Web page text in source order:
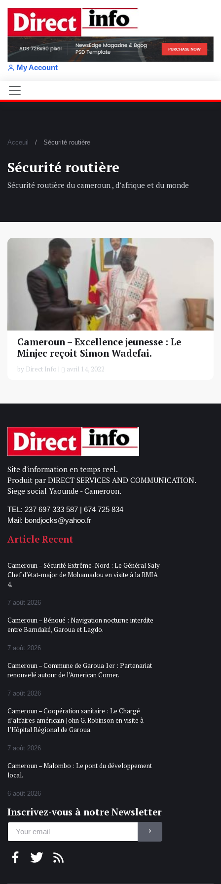
My Account
Acceuil Sécurité routière
Sécurité routière
Sécurité routière du cameroun , d’afrique et du monde
Cameroun – Excellence jeunesse : Le
Minjec reçoit Simon Wadefai.
by Direct Info | avril 14, 2022
Site d'information en temps reel.
Produit par DIRECT SERVICES AND COMMUNICATION.
Siege social Yaounde - Cameroon.
TEL: 237 697 333 587 | 674 725 834
Mail: bondjocks@yahoo.fr
Article Recent
Cameroun – Sécurité Extrême-Nord : Le Général Saly
Chef d’état-major de Mohamadou en visite à la RMIA
4.
7 août 2026
Cameroun – Bénoué : Navigation nocturne interdite
entre Barndaké, Garoua et Lagdo.
7 août 2026
Cameroun – Commune de Garoua 1er : Partenariat
renouvelé autour de l’American Corner.
7 août 2026
Cameroun – Coopération sanitaire : Le Chargé
d’affaires américain John G. Robinson en visite à
l’Hôpital Régional de Garoua.
7 août 2026
Cameroun – Malombo : Le pont du développement
local.
6 août 2026
Inscrivez-vous à notre Newsletter